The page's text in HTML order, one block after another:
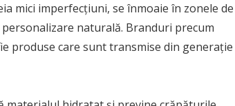
mici imperfecțiuni, se înmoaie în zonele de
naturală. Branduri precum
produse care sunt transmise din